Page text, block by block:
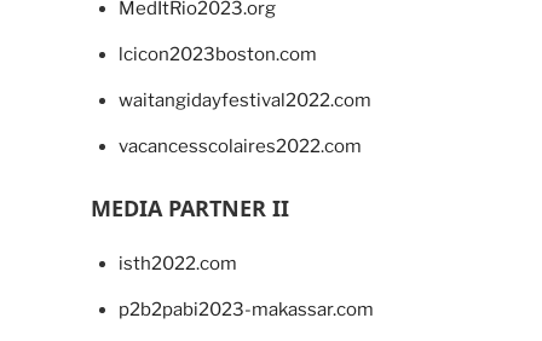
MedItRio2023.org
lcicon2023boston.com
waitangidayfestival2022.com
vacancesscolaires2022.com
MEDIA PARTNER II
isth2022.com
p2b2pabi2023-makassar.com